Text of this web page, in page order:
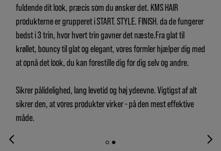
fuldende dit look, præcis som du ønsker det. KMS HAIR
produkterne er grupperet i START. STYLE. FINISH. da de fungerer
bedst i 3 trin, hvor hvert trin gavner det næste.Fra glat til
krøllet, bouncy til glat og elegant, vores formler hjælper dig med
at opnå det look, du kan forestille dig for dig selv og andre.
Sikrer pålidelighed, lang levetid og høj ydeevne. Vigtigst af alt
sikrer den, at vores produkter virker - på den mest effektive
måde.